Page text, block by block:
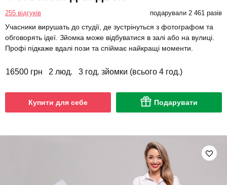
255 відгуків подарували 2 461 разів
Учасники вирушать до студії, де зустрінуться з фотографом та
обговорять ідеї. Зйомка може відбуватися в залі або на вулиці.
Профі підкаже вдалі пози та спіймає найкращі моменти.
16500 грн 2 люд. 3 год. зйомки (всього 4 год.)
Купити для себе Подарувати